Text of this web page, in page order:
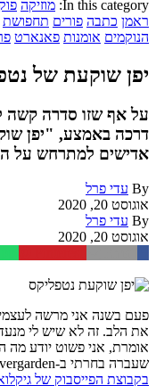
In this category: מוזיקה
ראמן כתבה פורים תחפושת
הנוקמים אומנות פאנארט
יפן שוקעת של
על אף שזו סדרה קשה
דרכה באמצע, "יפן
אדישים למתרחש על
By עדי פרל
אוגוסט 20, 2020
By עדי פרל
אוגוסט 20, 2020
פעם בשנה אני מרשה
את הלב. זה לא שיש לי מנעד
אומרת, אני פשוט יודע מה
שעברה בחרתי ב-Violet Evergarden, עליה פרסמתי ביקורת מקוצרת
בקבוצת הפייסבוק של